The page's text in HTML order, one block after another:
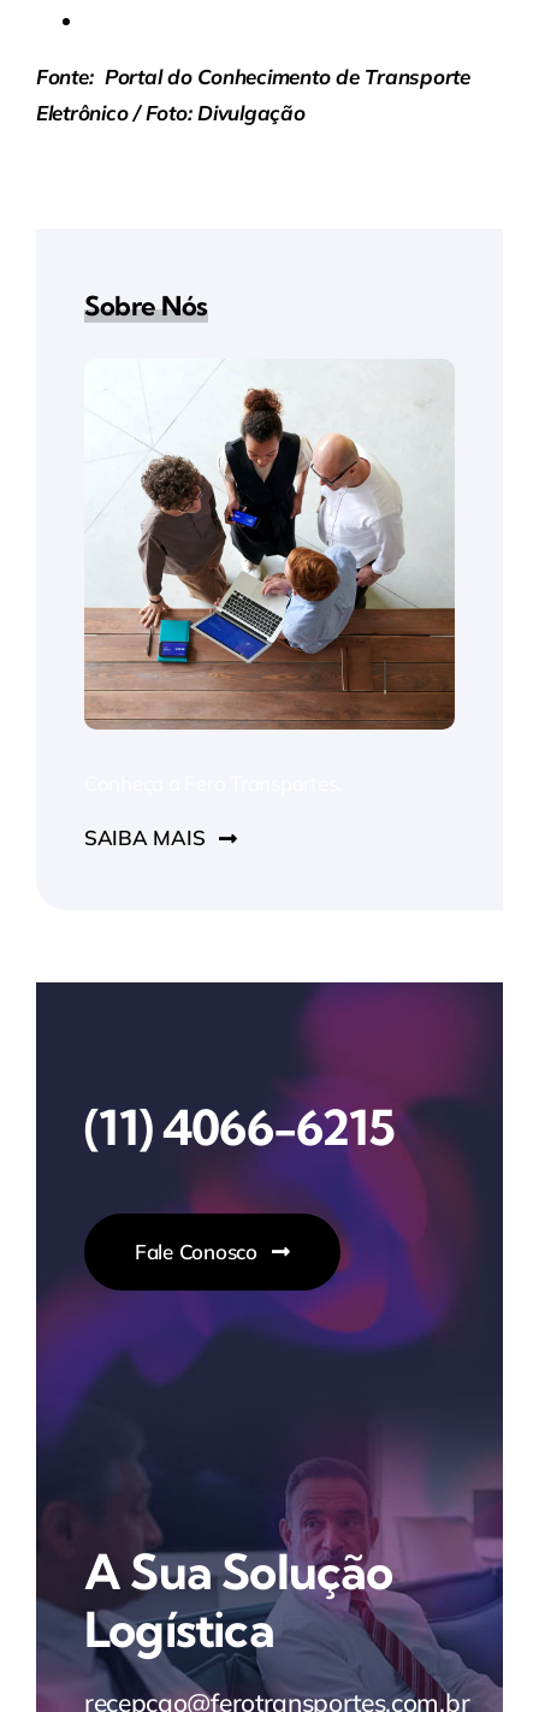
Fonte: Portal do Conhecimento de Transporte
Eletrônico / Foto: Divulgação
Sobre Nós
SAIBA MAIS
(11) 4066-6215
Fale Conosco
A Sua Solução
Logística
recepcao@ferotransportes.com.br